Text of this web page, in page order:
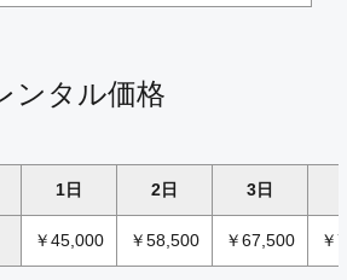
ンタル価格
1日 2日 3日
￥45,000 ￥58,500 ￥67,500 ￥